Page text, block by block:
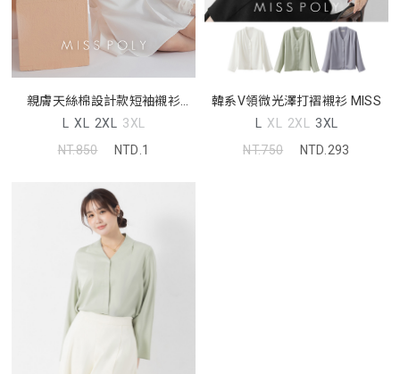
親膚天絲棉設計款短袖襯衫
MISS
L XL 2XL 3XL
NT.850
NTD.1
韓系V領微光澤打褶襯衫 MISS
L XL 2XL 3XL
NT.750
NTD.293